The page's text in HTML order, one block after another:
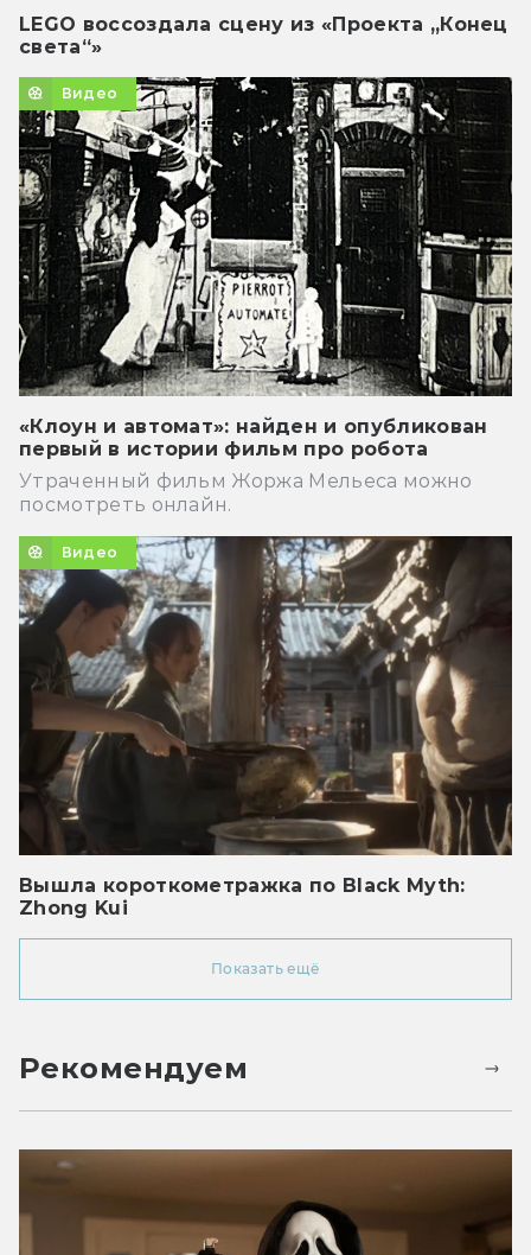
LEGO воссоздала сцену из «Проекта „Конец
света“»
Видео
«Клоун и автомат»: найден и опубликован
первый в истории фильм про робота
Утраченный фильм Жоржа Мельеса можно
посмотреть онлайн.
Видео
Вышла короткометражка по Black Myth:
Zhong Kui
Показать ещё
Рекомендуем